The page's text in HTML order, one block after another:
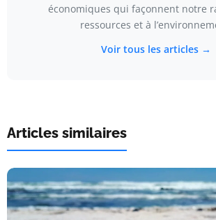
économiques qui façonnent notre
ressources et à
Voir tous les articles →
Articles similaires